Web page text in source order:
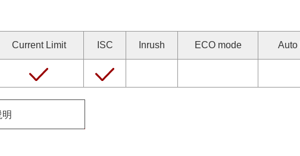
Current Limit ISC Inrush ECO mode Auto